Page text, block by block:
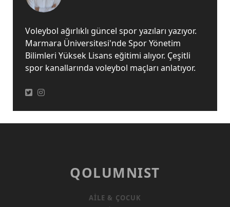
Voleybol ağırlıklı güncel spor yazıları yazıyor.
Marmara Üniversitesi'nde Spor Yönetim
Bilimleri Yüksek Lisans eğitimi alıyor. Çeşitli
spor kanallarında voleybol maçları anlatıyor.
QOLUMNIST
AILE & ÇOCUK